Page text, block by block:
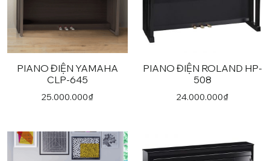
PIANO ĐIỆN YAMAHA
CLP-645
25.000.000₫
PIANO ĐIỆN ROLAND HP-
508
24.000.000₫